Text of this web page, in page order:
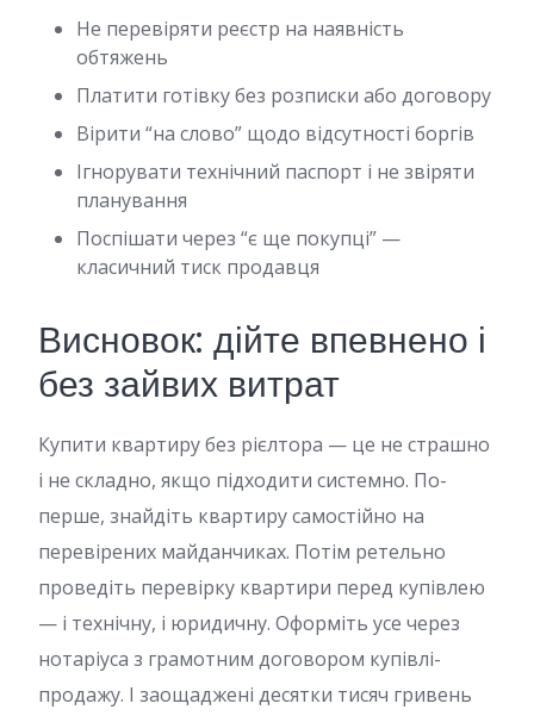
Не перевіряти реєстр на наявність
обтяжень
Платити готівку без розписки або договору
Вірити “на слово” щодо відсутності боргів
Ігнорувати технічний паспорт і не звіряти
планування
Поспішати через “є ще покупці” —
класичний тиск продавця
Висновок: дійте впевнено і
без зайвих витрат
Купити квартиру без рієлтора — це не страшно
і не складно, якщо підходити системно. По-
перше, знайдіть квартиру самостійно на
перевірених майданчиках. Потім ретельно
проведіть перевірку квартири перед купівлею
— і технічну, і юридичну. Оформіть усе через
нотаріуса з грамотним договором купівлі-
продажу. І заощаджені десятки тисяч гривень